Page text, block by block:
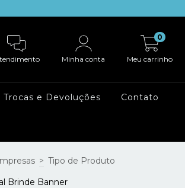
Minha conta Meu carrinho
0
Trocas e Devoluções Contato
> Tipo de Produto
Brinde Banner